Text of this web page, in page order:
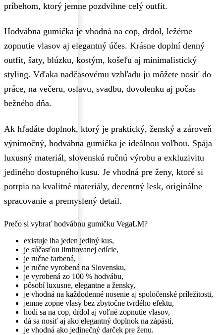
príbehom, ktorý jemne pozdvihne celý outfit.
Hodvábna gumička je vhodná na cop, drdol, ležérne
zopnutie vlasov aj elegantný účes. Krásne doplní denný
outfit, šaty, blúzku, kostým, košeľu aj minimalistický
styling. Vďaka nadčasovému vzhľadu ju môžete nosiť do
práce, na večeru, oslavu, svadbu, dovolenku aj počas
bežného dňa.
Ak hľadáte doplnok, ktorý je praktický, ženský a zároveň
výnimočný, hodvábna gumička je ideálnou voľbou. Spája
luxusný materiál, slovenskú ručnú výrobu a exkluzivitu
jediného dostupného kusu. Je vhodná pre ženy, ktoré si
potrpia na kvalitné materiály, decentný lesk, originálne
spracovanie a premyslený detail.
Prečo si vybrať hodvábnu gumičku VegaLM?
existuje iba jeden jediný kus,
je súčasťou limitovanej edície,
je ručne farbená,
je ručne vyrobená na Slovensku,
je vyrobená zo 100 % hodvábu,
pôsobí luxusne, elegantne a žensky,
je vhodná na každodenné nosenie aj spoločenské príležitosti,
jemne zopne vlasy bez zbytočne tvrdého efektu,
hodí sa na cop, drdol aj voľné zopnutie vlasov,
dá sa nosiť aj ako elegantný doplnok na zápästí,
je vhodná ako jedinečný darček pre ženu.